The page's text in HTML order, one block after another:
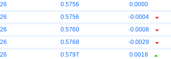
0.5756 0.0000
0.5756 -0.0004
0.5760 -0.0008
0.5768 -0.0029
0.5797 0.0018